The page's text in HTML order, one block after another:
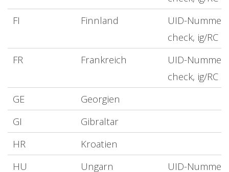
FI
Finnland
UID-Nummer
check, ig/RC
FR
Frankreich
UID-Nummer
check, ig/RC
GE
Georgien
GI
Gibraltar
HR
Kroatien
HU
Ungarn
UID-Nummer